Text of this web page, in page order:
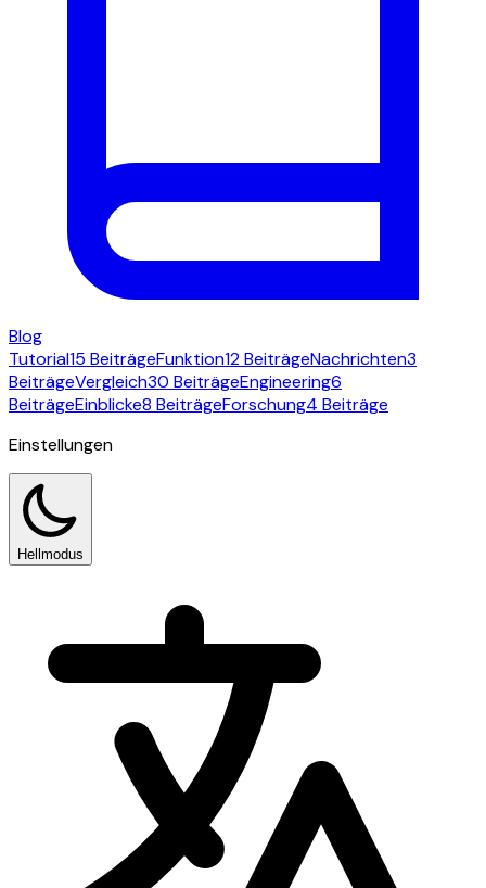
Blog
Tutorial15 BeiträgeFunktion12 BeiträgeNachrichten3
BeiträgeVergleich30 BeiträgeEngineering6
BeiträgeEinblicke8 BeiträgeForschung4 Beiträge
Einstellungen
Hellmodus